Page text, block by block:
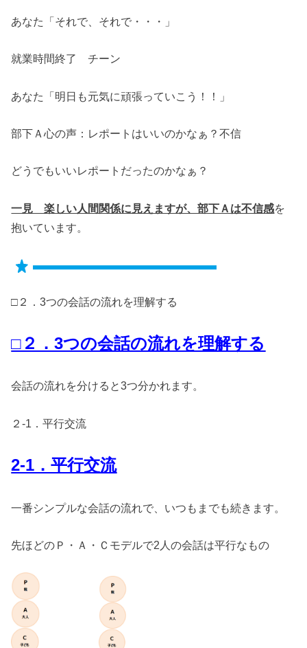
あなた「それで、それで・・・」
就業時間終了 チーン
あなた「明日も元気に頑張っていこう！！」
部下Ａ心の声：レポートはいいのかなぁ？不信
どうでもいいレポートだったのかなぁ？
一見 楽しい人間関係に見えますが、部下Ａは不信感を
抱いています。
□２．3つの会話の流れを理解する
□２．3つの会話の流れを理解する
会話の流れを分けると3つ分かれます。
２-1．平行交流
2-1．平行交流
一番シンプルな会話の流れで、いつもまでも続きます。
先ほどのＰ・Ａ・Ｃモデルで2人の会話は平行なもの